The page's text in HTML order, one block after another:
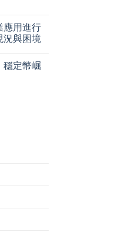
應用進行
況與困境
穩定幣崛